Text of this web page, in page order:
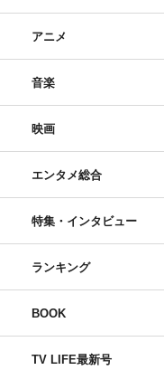
アニメ
音楽
映画
エンタメ総合
特集・インタビュー
ランキング
BOOK
TV LIFE最新号